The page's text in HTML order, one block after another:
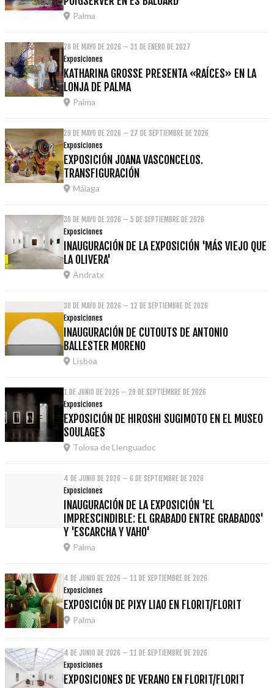
Palma
28 DE MAYO DE 2026 – 31 DE ENERO DE 2027
Exposiciones
KATHARINA GROSSE PRESENTA «RAÍCES» EN LA
LONJA DE PALMA
Palma
29 DE MAYO DE 2026 – 27 DE SEPTIEMBRE DE 2026
Exposiciones
EXPOSICIÓN JOANA VASCONCELOS.
TRANSFIGURACIÓN
Málaga
30 DE MAYO DE 2026 – 5 DE SEPTIEMBRE DE 2026
Exposiciones
INAUGURACIÓN DE LA EXPOSICIÓN 'MÁS VIEJO QUE
LA OLIVERA'
Andratx
30 DE MAYO DE 2026 – 12 DE SEPTIEMBRE DE 2026
Exposiciones
INAUGURACIÓN DE CUTOUTS DE ANTONIO
BALLESTER MORENO
Lisboa
1 DE JUNIO DE 2026 – 29 DE SEPTIEMBRE DE 2026
Exposiciones
EXPOSICIÓN DE HIROSHI SUGIMOTO EN EL MUSEO
SOULAGES
Tolosa de Llenguadoc
4 DE JUNIO DE 2026 – 6 DE SEPTIEMBRE DE 2026
Exposiciones
INAUGURACIÓN DE LA EXPOSICIÓN 'EL
IMPRESCINDIBLE: EL GRABADO ENTRE GRABADOS'
Y 'ESCARCHA Y VAHO'
Palma
4 DE JUNIO DE 2026 – 11 DE SEPTIEMBRE DE 2026
Exposiciones
EXPOSICIÓN DE PIXY LIAO EN FLORIT/FLORIT
Palma
4 DE JUNIO DE 2026 – 11 DE SEPTIEMBRE DE 2026
Exposiciones
EXPOSICIONES DE VERANO EN FLORIT/FLORIT